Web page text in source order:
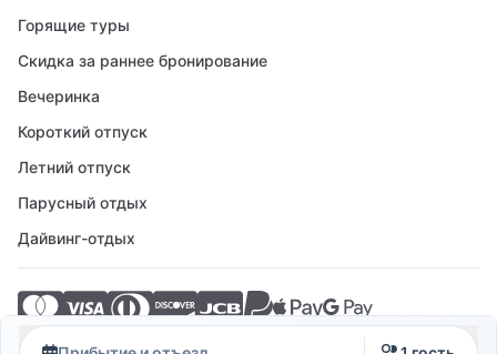
Горящие туры
Скидка за раннее бронирование
Вечеринка
Короткий отпуск
Летний отпуск
Парусный отдых
Дайвинг-отдых
© 2026 Crovillas GmbH